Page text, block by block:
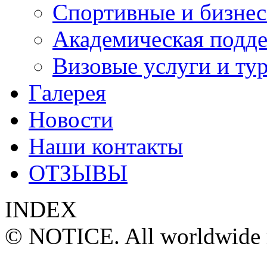
Спортивные и
Академическая
Визовые услуги и
Галерея
Новости
Наши контакты
ОТЗЫВЫ
INDEX
© NOTICE. All worldwide